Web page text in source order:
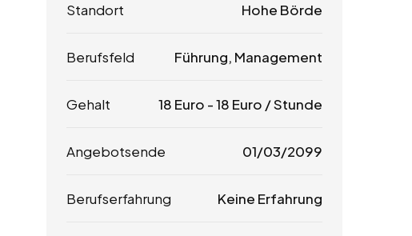
Standort Hohe Börde
Berufsfeld Führung, Management
Gehalt 18 Euro -18 Euro / Stunde
Angebotsende 01/03/2099
Berufserfahrung Keine Erfahrung